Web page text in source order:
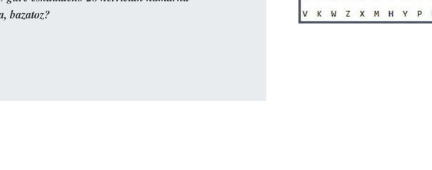
bazatoz?